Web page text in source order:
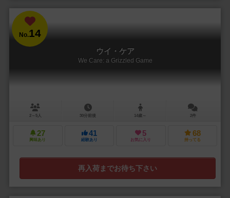
No.14
ウイ・ケア
We Care: a Grizzled Game
2～5人 30分前後 14歳～ 2件
27
興味あり
41
経験あり
5
お気に入り
68
持ってる
再入荷までお待ち下さい